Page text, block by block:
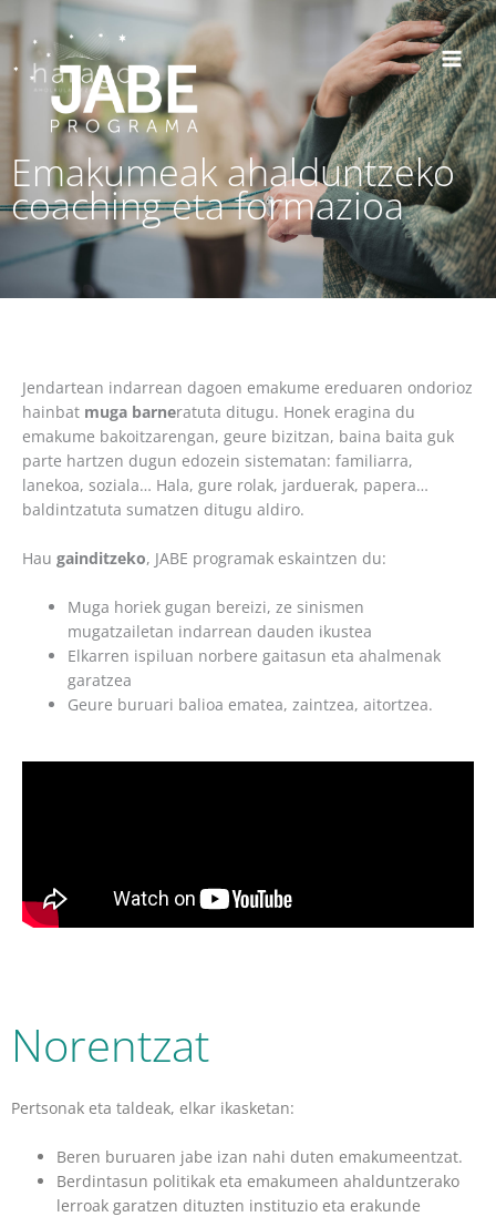
Emakumeak ahalduntzeko
coaching eta formazioa
Jendartean indarrean dagoen emakume ereduaren ondorioz
hainbat muga barneratuta ditugu. Honek eragina du
emakume bakoitzarengan, geure bizitzan, baina baita guk
parte hartzen dugun edozein sistematan: familiarra,
lanekoa, soziala… Hala, gure rolak, jarduerak, papera…
baldintzatuta sumatzen ditugu aldiro.
Hau gainditzeko, JABE programak eskaintzen du:
Muga horiek gugan bereizi, ze sinismen
mugatzailetan indarrean dauden ikustea
Elkarren ispiluan norbere gaitasun eta ahalmenak
garatzea
Geure buruari balioa ematea, zaintzea, aitortzea.
Norentzat
Pertsonak eta taldeak, elkar ikasketan:
Beren buruaren jabe izan nahi duten emakumeentzat.
Berdintasun politikak eta emakumeen ahalduntzerako
lerroak garatzen dituzten instituzio eta erakunde